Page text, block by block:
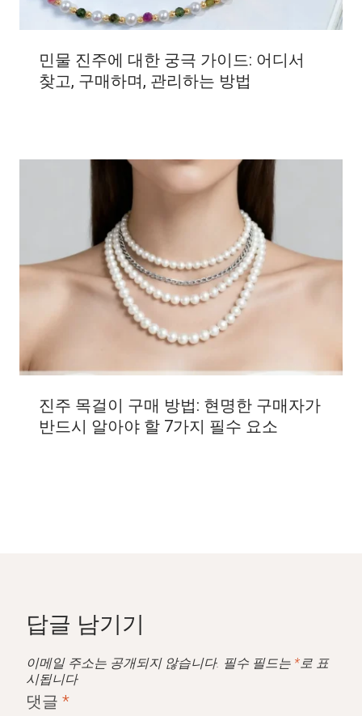
민물 진주에 대한 궁극 가이드: 어디서
찾고, 구매하며, 관리하는 방법
진주 목걸이 구매 방법: 현명한 구매자가
반드시 알아야 할 7가지 필수 요소
답글 남기기
이메일 주소는 공개되지 않습니다. 필수 필드는 *로 표
시됩니다
댓글 *